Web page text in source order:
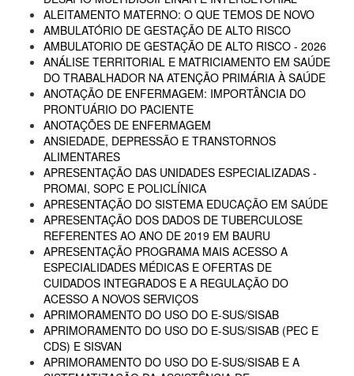
ALEITAMENTO MATERNO: O QUE TEMOS DE NOVO
AMBULATÓRIO DE GESTAÇÃO DE ALTO RISCO
AMBULATORIO DE GESTAÇÃO DE ALTO RISCO - 2026
ANÁLISE TERRITORIAL E MATRICIAMENTO EM SAÚDE
DO TRABALHADOR NA ATENÇÃO PRIMÁRIA À SAÚDE
ANOTAÇÃO DE ENFERMAGEM: IMPORTÂNCIA DO
PRONTUÁRIO DO PACIENTE
ANOTAÇÕES DE ENFERMAGEM
ANSIEDADE, DEPRESSÃO E TRANSTORNOS
ALIMENTARES
APRESENTAÇÃO DAS UNIDADES ESPECIALIZADAS -
PROMAI, SOPC E POLICLÍNICA
APRESENTAÇÃO DO SISTEMA EDUCAÇÃO EM SAÚDE
APRESENTAÇÃO DOS DADOS DE TUBERCULOSE
REFERENTES AO ANO DE 2019 EM BAURU
APRESENTAÇÃO PROGRAMA MAIS ACESSO A
ESPECIALIDADES MÉDICAS E OFERTAS DE
CUIDADOS INTEGRADOS E A REGULAÇÃO DO
ACESSO A NOVOS SERVIÇOS
APRIMORAMENTO DO USO DO E-SUS/SISAB
APRIMORAMENTO DO USO DO E-SUS/SISAB (PEC E
CDS) E SISVAN
APRIMORAMENTO DO USO DO E-SUS/SISAB E A